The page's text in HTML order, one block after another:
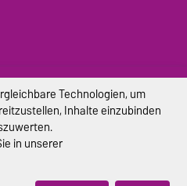
Technologien, um
Inhalte einzubinden
in unserer